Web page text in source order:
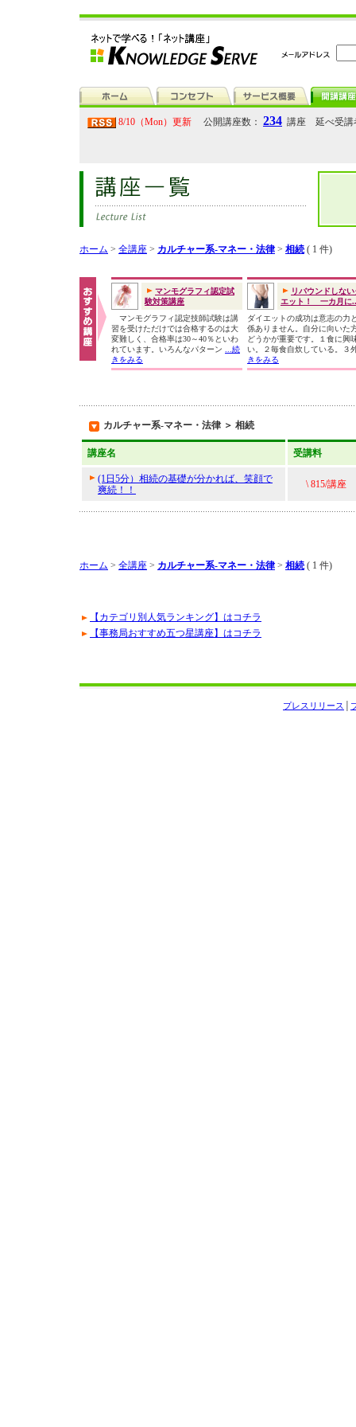
8/10（Mon）更新 公開講座数： 234 講座 延べ受講
ホーム > 全講座 > カルチャー系-マネー・法律> 相続 ( 1 件)
マンモグラフィ認定試
験対策講座
マンモグラフィ認定技師試験は講
習を受けただけでは合格するのは大
変難しく、合格率は30～40％といわ
れています。いろんなパターン
...続
きをみる
リバウンドしな
エット！ 一カ月に
ダイエットの成功は意志の力
係ありません。自分に向いた
どうかが重要です。１食に興
い。２毎食自炊している。３
きをみる
カルチャー系-マネー・法律 ＞ 相続
講座名 受講料
(1日5分）相続の基礎が分かれば、笑顔で
爽続！！
\ 815/講座
ホーム > 全講座 > カルチャー系-マネー・法律> 相続 ( 1 件)
【カテゴリ別人気ランキング】はコチラ
【事務局おすすめ五つ星講座】はコチラ
プレスリリース